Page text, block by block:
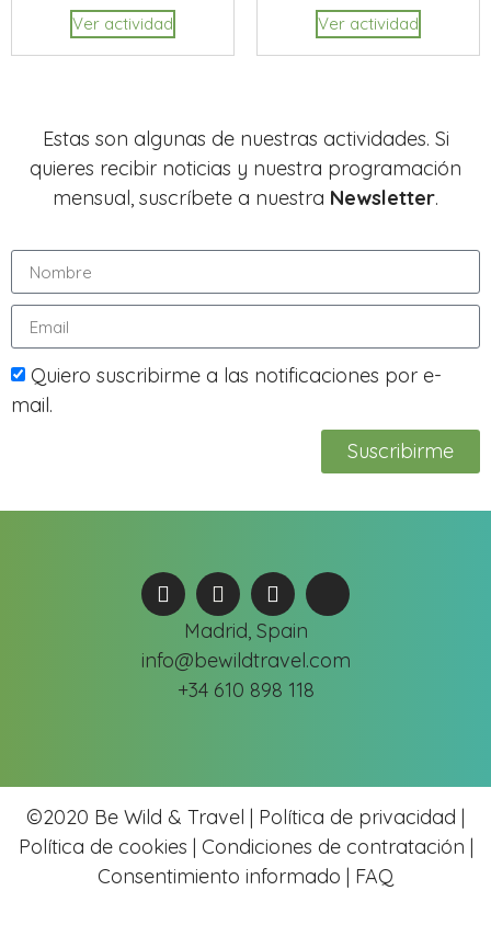
Ver actividad Ver actividad
Estas son algunas de nuestras actividades. Si
quieres recibir noticias y nuestra programación
mensual, suscríbete a nuestra Newsletter.
Quiero suscribirme a las notificaciones por e-
mail.
Suscribirme
Madrid, Spain
info@bewildtravel.com
+34 610 898 118
©2020 Be Wild & Travel | Política de privacidad |
Política de cookies | Condiciones de contratación |
Consentimiento informado | FAQ